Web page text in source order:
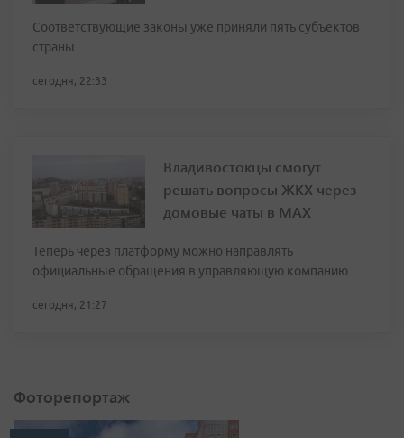
Соответствующие законы уже приняли пять субъектов
страны
сегодня, 22:33
Владивостокцы смогут
решать вопросы ЖКХ через
домовые чаты в МАХ
Теперь через платформу можно направлять
официальные обращения в управляющую компанию
сегодня, 21:27
Фоторепортаж